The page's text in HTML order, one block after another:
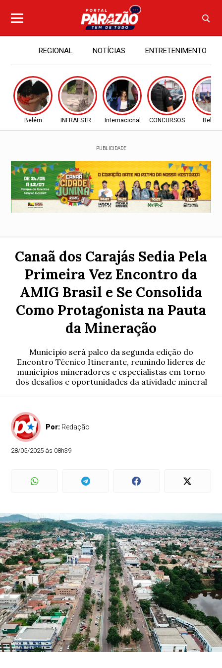
REGIONAL NOTÍCIAS ENTRETENIMENTO
Belém INFRAESTRUTURAInternacional CONCURSOS Belém
PUBLICIDADE
Canaã dos Carajás Sedia Pela
Primeira Vez Encontro da
AMIG Brasil e Se Consolida
Como Protagonista na Pauta
da Mineração
Município será palco da segunda edição do
Encontro Técnico Itinerante, reunindo líderes de
municípios mineradores e especialistas em torno
dos desafios e oportunidades da atividade mineral
Por: Redação
28/05/2025 às 08h39